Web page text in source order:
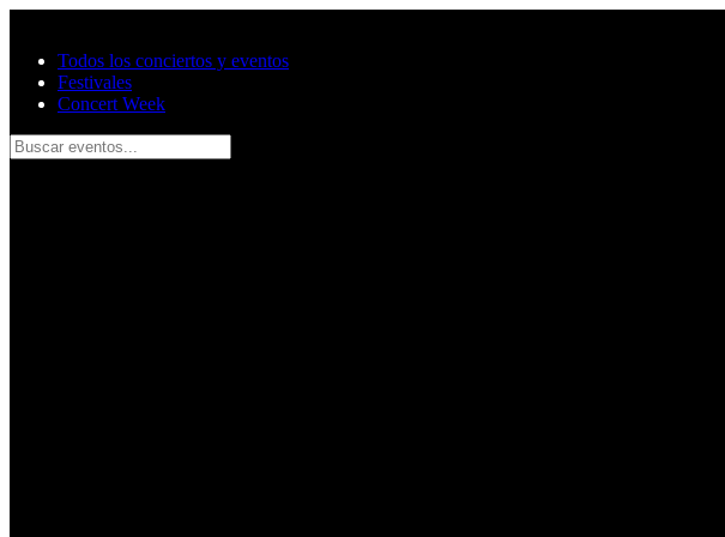
Todos los conciertos y eventos
Festivales
Concert Week
Buscar eventos...